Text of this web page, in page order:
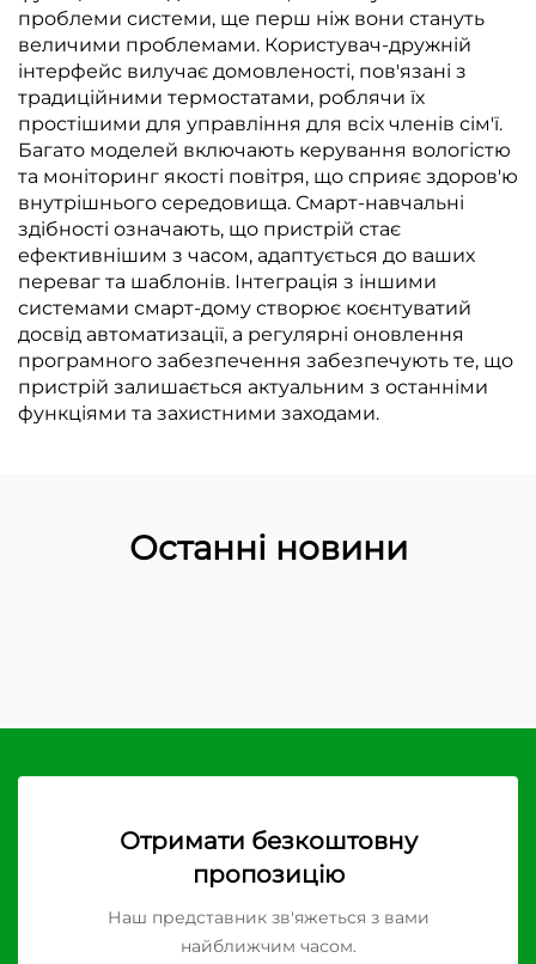
проблеми системи, ще перш ніж вони стануть
величими проблемами. Користувач-дружній
інтерфейс вилучає домовленості, пов'язані з
традиційними термостатами, роблячи їх
простішими для управління для всіх членів сім'ї.
Багато моделей включають керування вологістю
та моніторинг якості повітря, що сприяє здоров'ю
внутрішнього середовища. Смарт-навчальні
здібності означають, що пристрій стає
ефективнішим з часом, адаптується до ваших
переваг та шаблонів. Інтеграція з іншими
системами смарт-дому створює коєнтуватий
досвід автоматизації, а регулярні оновлення
програмного забезпечення забезпечують те, що
пристрій залишається актуальним з останніми
функціями та захистними заходами.
Останні новини
Отримати безкоштовну
пропозицію
Наш представник зв'яжеться з вами
найближчим часом.